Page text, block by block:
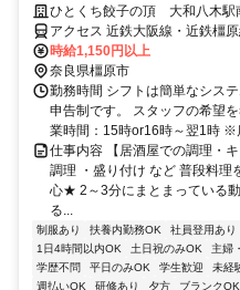
め！まかない無料、髪色･髪型自由
ひとくち餃子の頂 大和八木駅
アクセス 近鉄大阪線・近鉄橿
時給1,150円以上
奈良県橿原市
勤務時間 シフトは簡単なシス
申告制です。 スタッフの希望
業時間：15時or16時～翌1時 ※
仕事内容 【居酒屋での調理・
調理 ・盛り付け など 普段料理
心★ 2～3分にまとまっている
る...
制服あり 扶養内勤務OK 社員登用あり
1日4時間以内OK
土日祝のみOK 主婦
学歴不問
平日のみOK 学生歓迎 未経
週払いOK
研修あり 夕方 ブランクOK